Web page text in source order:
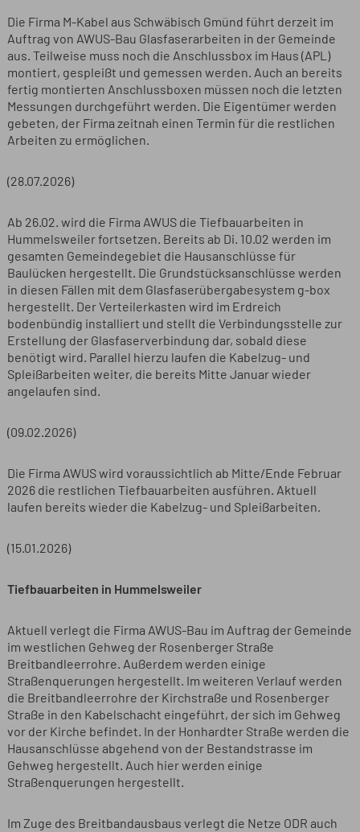
Die Firma M-Kabel aus Schwäbisch Gmünd führt derzeit im
Auftrag von AWUS-Bau Glasfaserarbeiten in der Gemeinde
aus. Teilweise muss noch die Anschlussbox im Haus (APL)
montiert, gespleißt und gemessen werden. Auch an bereits
fertig montierten Anschlussboxen müssen noch die letzten
Messungen durchgeführt werden. Die Eigentümer werden
gebeten, der Firma zeitnah einen Termin für die restlichen
Arbeiten zu ermöglichen.
(28.07.2026)
Ab 26.02. wird die Firma AWUS die Tiefbauarbeiten in
Hummelsweiler fortsetzen. Bereits ab Di. 10.02 werden im
gesamten Gemeindegebiet die Hausanschlüsse für
Baulücken hergestellt. Die Grundstücksanschlüsse werden
in diesen Fällen mit dem Glasfaserübergabesystem g-box
hergestellt. Der Verteilerkasten wird im Erdreich
bodenbündig installiert und stellt die Verbindungsstelle zur
Erstellung der Glasfaserverbindung dar, sobald diese
benötigt wird. Parallel hierzu laufen die Kabelzug- und
Spleißarbeiten weiter, die bereits Mitte Januar wieder
angelaufen sind.
(09.02.2026)
Die Firma AWUS wird voraussichtlich ab Mitte/Ende Februar
2026 die restlichen Tiefbauarbeiten ausführen. Aktuell
laufen bereits wieder die Kabelzug- und Spleißarbeiten.
(15.01.2026)
Tiefbauarbeiten in Hummelsweiler
Aktuell verlegt die Firma AWUS-Bau im Auftrag der Gemeinde
im westlichen Gehweg der Rosenberger Straße
Breitbandleerrohre. Außerdem werden einige
Straßenquerungen hergestellt. Im weiteren Verlauf werden
die Breitbandleerrohre der Kirchstraße und Rosenberger
Straße in den Kabelschacht eingeführt, der sich im Gehweg
vor der Kirche befindet. In der Honhardter Straße werden die
Hausanschlüsse abgehend von der Bestandstrasse im
Gehweg hergestellt. Auch hier werden einige
Straßenquerungen hergestellt.
Im Zuge des Breitbandausbaus verlegt die Netze ODR auch